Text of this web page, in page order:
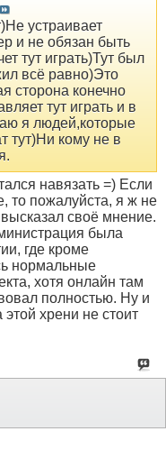
устраивает
и не обязан быть
тут играть)Тут был
всё равно)Это
сторона конечно
тут играть и в
я людей,которые
тут)Ни кому не в
навязать =) Если
то пожалуйста, я ж не
своё мнение.
была
где кроме
нормальные
хотя онлайн там
полностью. Ну и
хрени не стоит